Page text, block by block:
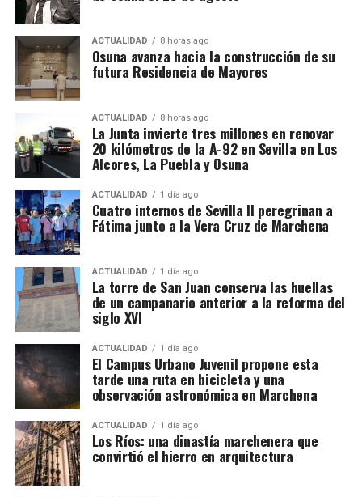
La peregrinación había sido presentada
públicamente el pasado 13 de mayo en la capilla de
la Vera Cruz, coincidiendo con la festividad de
Nuestra Señora del Rosario de Fátima. Aquel acto
estuvo acompañado por el rezo del rosario por las
calles de la feligresía de San Juan, mostrando la
estrecha vinculación que la corporación mantiene
con esta advocación mariana.
ACTUALIDAD 8 horas ago
Osuna avanza hacia la construcción de su
futura Residencia de Mayores
ACTUALIDAD 8 horas ago
La Junta invierte tres millones en renovar
20 kilómetros de la A-92 en Sevilla en Los
Alcores, La Puebla y Osuna
ACTUALIDAD 1 día ago
Cuatro internos de Sevilla II peregrinan a
Fátima junto a la Vera Cruz de Marchena
ACTUALIDAD 1 día ago
La torre de San Juan conserva las huellas
de un campanario anterior a la reforma del
siglo XVI
ACTUALIDAD 1 día ago
El Campus Urbano Juvenil propone esta
tarde una ruta en bicicleta y una
observación astronómica en Marchena
ACTUALIDAD 1 día ago
Los Ríos: una dinastía marchenera que
convirtió el hierro en arquitectura